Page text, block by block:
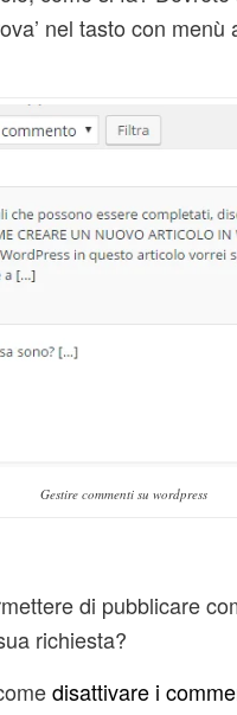
nel tasto con
Gestire commenti su wordpress
di pubblicare
richiesta?
disattivare i